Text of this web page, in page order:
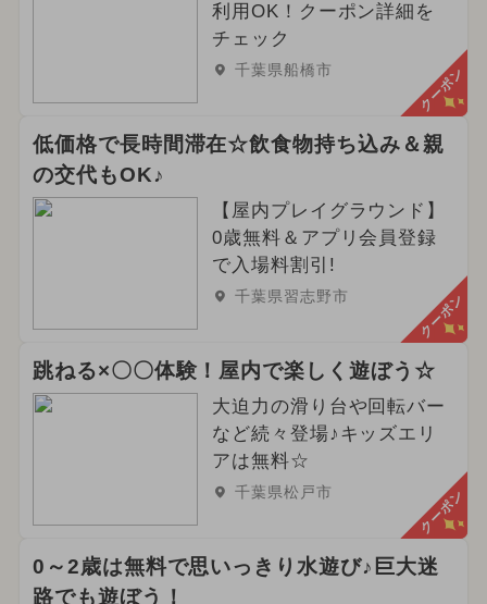
利用OK！クーポン詳細を
チェック
千葉県船橋市 クーポン
低価格で長時間滞在☆飲食物持ち込み＆親
の交代もOK♪
【屋内プレイグラウンド】
0歳無料＆アプリ会員登録
で入場料割引!
千葉県習志野市 クーポン
跳ねる×〇〇体験！屋内で楽しく遊ぼう☆
大迫力の滑り台や回転バー
など続々登場♪キッズエリ
アは無料☆
千葉県松戸市 クーポン
0～2歳は無料で思いっきり水遊び♪巨大迷
路でも遊ぼう！